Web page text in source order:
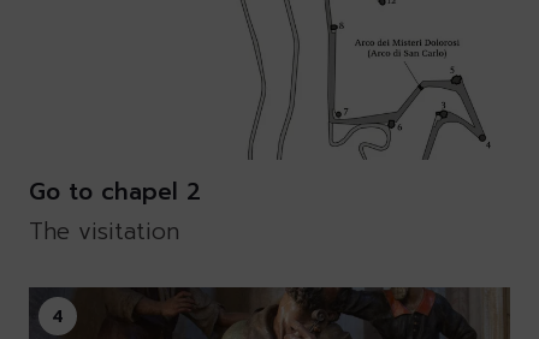
Go to chapel 2
The visitation
4